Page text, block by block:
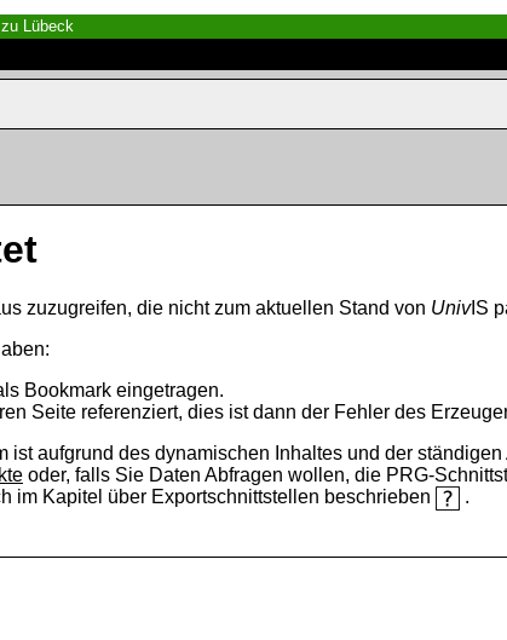
Lübeck
zuzugreifen, die nicht zum aktuellen Stand von UnivIS
Bookmark eingetragen.
Seite referenziert, dies ist dann der Fehler des
ist aufgrund des dynamischen Inhaltes und der
oder, falls Sie Daten Abfragen wollen, die PRG-
im Kapitel über Exportschnittstellen beschrieben
.